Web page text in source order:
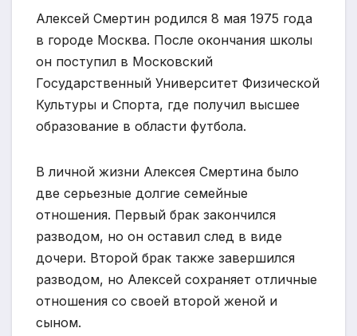
Алексей Смертин родился 8 мая 1975 года
в городе Москва. После окончания школы
он поступил в Московский
Государственный Университет Физической
Культуры и Спорта, где получил высшее
образование в области футбола.
В личной жизни Алексея Смертина было
две серьезные долгие семейные
отношения. Первый брак закончился
разводом, но он оставил след в виде
дочери. Второй брак также завершился
разводом, но Алексей сохраняет отличные
отношения со своей второй женой и
сыном.